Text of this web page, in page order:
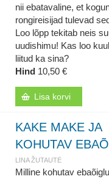
nii ebatavaline, et
rongireisijad tulevad
Loo lõpp tekitab neis
uudishimu! Kas loo
liitud ka sina?
Hind 10,50 €
Lisa korvi
KAKE MAKE JA
KOHUTAV
LINA ŽUTAUTĖ
Milline kohutav